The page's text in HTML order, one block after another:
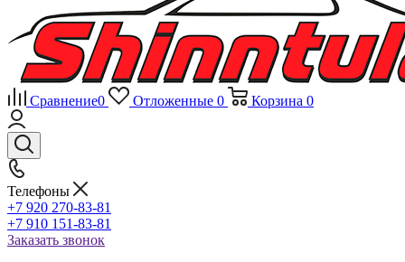
Сравнение0 Отложенные 0 Корзина 0
Телефоны
+7 920 270-83-81
+7 910 151-83-81
Заказать звонок